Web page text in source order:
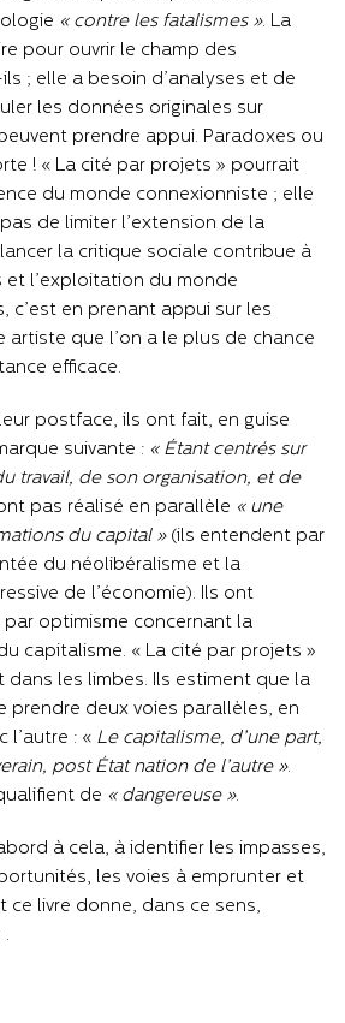
« contre les fatalismes ». La
pour ouvrir le champ des
; elle a besoin d’analyses et de
les données originales sur
prendre appui. Paradoxes ou
! « La cité par projets » pourrait
du monde connexionniste ; elle
de limiter l’extension de la
la critique sociale contribue à
et l’exploitation du monde
c’est en prenant appui sur les
artiste que l’on a le plus de chance
efficace.
postface, ils ont fait, en guise
suivante : « Étant centrés sur
travail, de son organisation, et de
pas réalisé en parallèle « une
du capital » (ils entendent par
du néolibéralisme et la
de l’économie). Ils ont
par optimisme concernant la
capitalisme. « La cité par projets »
dans les limbes. Ils estiment que la
prendre deux voies parallèles, en
l’autre : « Le capitalisme, d’une part,
post État nation de l’autre ».
de « dangereuse ».
à cela, à identifier les impasses,
les voies à emprunter et
ce livre donne, dans ce sens,
.